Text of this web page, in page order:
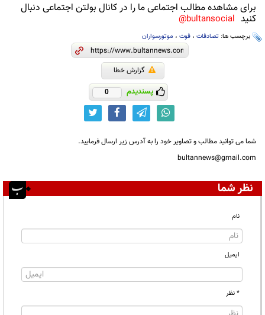
برای مشاهده مطالب اجتماعی ما را در کانال بولتن اجتماعی دنبال
کنید bultansocial@
برچسب ها: تصادفات ، فوت ، موتورسواران
گزارش خطا
پسندیدم 0
شما می توانید مطالب و تصاویر خود را به آدرس زیر ارسال فرمایید.
bultannews@gmail.com
نظر شما
نام
ایمیل
* نظر